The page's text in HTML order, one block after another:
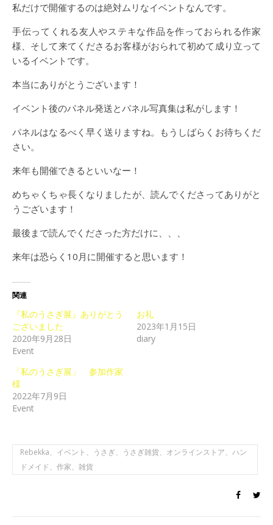
私だけで開催するのは絶対ムリなイベントなんです。
手伝ってくれる友人やステキな作品を作っておられる作家
様、そして来てくださるお客様がおられて初めて成り立って
いるイベントです。
本当にありがとうございます！
イベント後のパネル発送とパネル写真集は私がします！
パネルはなるべく早く送りますね。もうしばらくお待ちくだ
さい。
来年も開催できるといいなー！
めちゃくちゃ長くなりましたが、読んでくださってありがと
うございます！
最後まで読んでくださった方だけに、、、
来年は恐らく10月に開催すると思います！
関連
『私のうさぎ展』ありがとう
ございました
2020年9月28日
Event
お礼
2023年1月15日
diary
「私のうさぎ展」 参加作家
様
2022年7月9日
Event
Rebekka、イベント、うさぎ、うさぎ雑貨、オンラインストア、ハン
ドメイド、作家、雑貨